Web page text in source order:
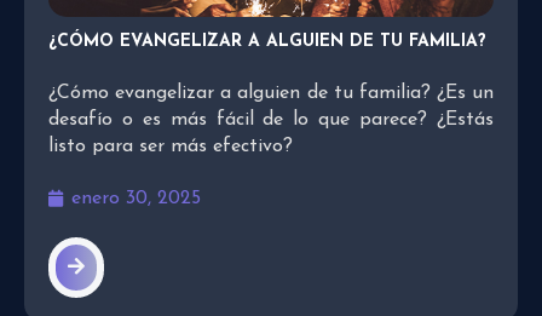
¿CÓMO EVANGELIZAR A ALGUIEN DE TU FAMILIA?
¿Cómo evangelizar a alguien de tu familia? ¿Es un
desafío o es más fácil de lo que parece? ¿Estás
listo para ser más efectivo?
enero 30, 2025